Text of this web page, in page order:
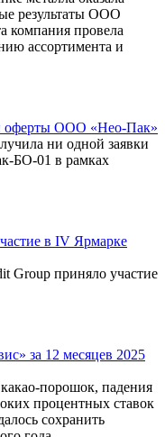
результаты ООО
компания провела
ассортимента и
оферты ООО «Нео-Пак»
ни одной заявки
БО-01 в рамках
в IV Ярмарке
Group приняло участие
за 12 месяцев 2025
порошок, падения
процентных ставок
сохранить